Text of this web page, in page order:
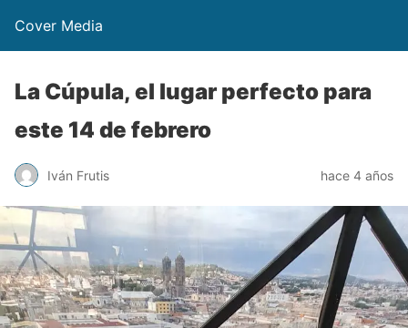
Cover Media
La Cúpula, el lugar perfecto para
este 14 de febrero
Iván Frutis hace 4 años